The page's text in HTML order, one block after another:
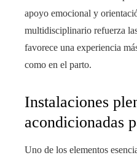
apoyo emocional y
multidisciplinario refuerza
favorece una experiencia
como en el parto.
Instalaciones
acondicionadas
Uno de los elementos